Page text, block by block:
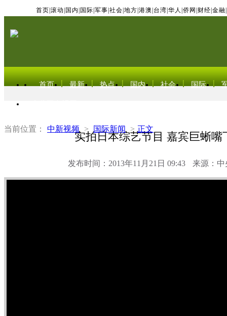
首页 滚动 国内 国际 军事 社会 地方 港澳 台湾 华人 侨网 财经 金融
首页 最新 热点 国内 社会 国际
当前位置： 中新视频 > 国际新闻 > 正文
实拍日本综艺节目 嘉宾巨蜥嘴
发布时间：2013年11月21日 09:43 来源：中